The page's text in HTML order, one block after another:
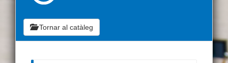
Tornar al catàleg